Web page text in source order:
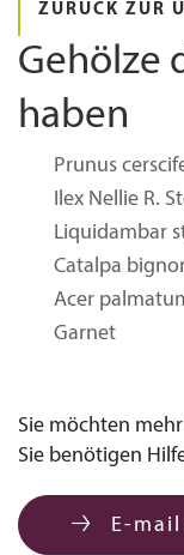
ZURÜCK ZUR
Gehölze
haben
Prunus
Ilex Nellie R.
Liquidambar
Catalpa
Acer
Garnet
Sie möchten
Sie benötigen
E-